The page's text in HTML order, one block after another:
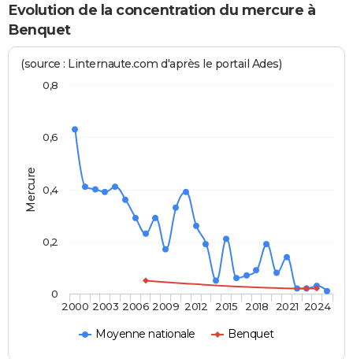
Evolution de la concentration du mercure à
Benquet
Mercure
(source : Linternaute.com d'après le portail Ades)
Moyenne nationale Benquet
2000 2003 2006 2009 2012 2015 2018 2021 2024
0
0,2
0,4
0,6
0,8